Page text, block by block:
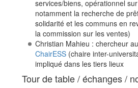
services/biens, opérationnel
notamment la recherche de
solidarité et les communs en
la commission sur les ventes)
Christian Mahieu : chercheur
ChairESS(chaire inter-
impliqué dans les tiers lieux
Tour de table / échanges /